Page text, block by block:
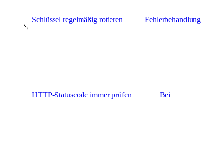
Schlüssel regelmäßig rotieren Fehlerbehandlung
HTTP-Statuscode immer prüfen Bei